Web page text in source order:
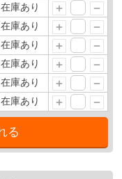
在庫あり
在庫あり
在庫あり
在庫あり
在庫あり
在庫あり